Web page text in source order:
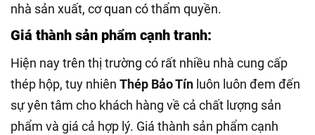
nhà sản xuất, cơ quan có thẩm quyền.
Giá thành sản phẩm cạnh tranh:
Hiện nay trên thị trường có rất nhiều nhà cung cấp
thép hộp, tuy nhiên Thép Bảo Tín luôn luôn đem đến
sự yên tâm cho khách hàng về cả chất lượng sản
phẩm và giá cả hợp lý. Giá thành sản phẩm cạnh